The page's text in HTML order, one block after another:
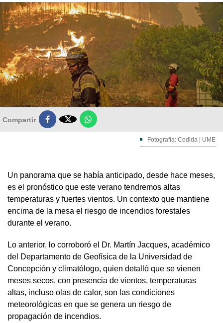
Compartir 
Fotografía: Cedida | UME
Un panorama que se había anticipado, desde hace meses,
es el pronóstico que este verano tendremos altas
temperaturas y fuertes vientos. Un contexto que mantiene
encima de la mesa el riesgo de incendios forestales
durante el verano.
Lo anterior, lo corroboró el Dr. Martín Jacques, académico
del Departamento de Geofísica de la Universidad de
Concepción y climatólogo, quien detalló que se vienen
meses secos, con presencia de vientos, temperaturas
altas, incluso olas de calor, son las condiciones
meteorológicas en que se genera un riesgo de
propagación de incendios.